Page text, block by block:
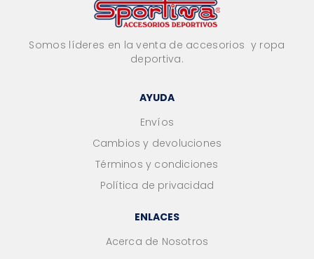
Somos líderes en la venta de accesorios y ropa
deportiva.
AYUDA
Envíos
Cambios y devoluciones
Términos y condiciones
Política de privacidad
ENLACES
Acerca de Nosotros